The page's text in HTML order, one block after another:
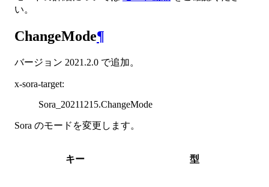
い。
ChangeMode¶
バージョン 2021.2.0 で追加。
x-sora-target:
Sora_20211215.ChangeMode
Sora のモードを変更します。
キー 型